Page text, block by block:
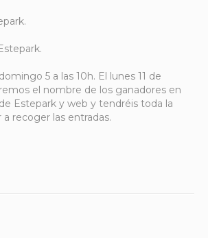
5 a las 10h. El lunes 11 de
el nombre de los ganadores en
Estepark y web y tendréis toda la
a recoger las entradas.